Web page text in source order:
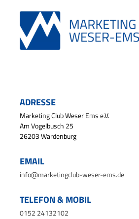
ADRESSE
Marketing Club Weser Ems e.V.
Am Vogelbusch 25
26203 Wardenburg
EMAIL
info@marketingclub-weser-ems.de
TELEFON & MOBIL
0152 24132102